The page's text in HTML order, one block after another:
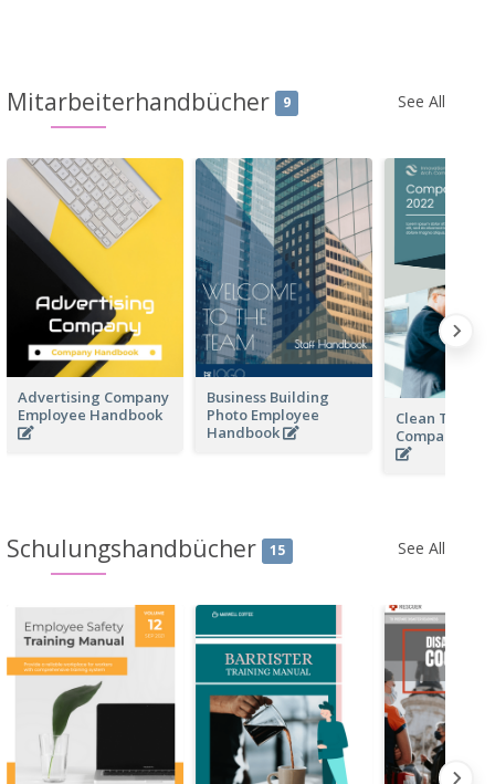
Mitarbeiterhandbücher 9 See All
Advertising Company
Employee Handbook
Business Building
Photo Employee
Handbook
Clean
Company
Schulungshandbücher 15 See All